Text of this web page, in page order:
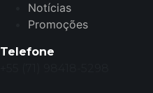
Notícias
Promoções
Telefone